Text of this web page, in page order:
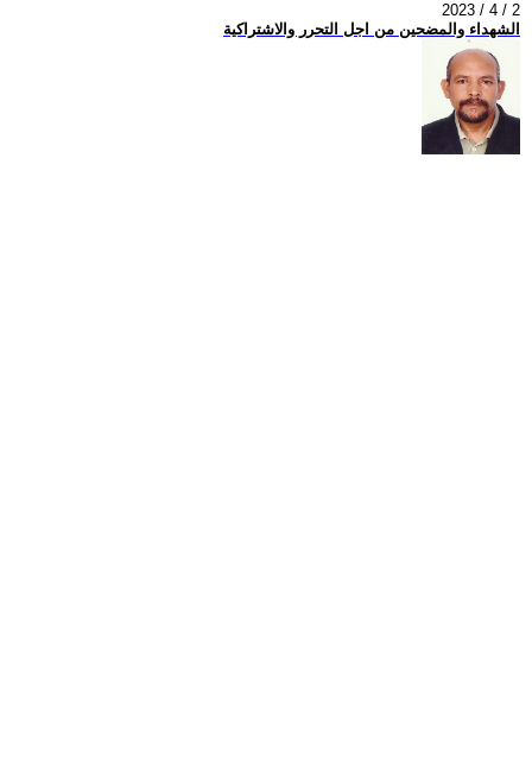
2023 / 4 / 2
الشهداء والمضحين من اجل التحرر والاشتراكية